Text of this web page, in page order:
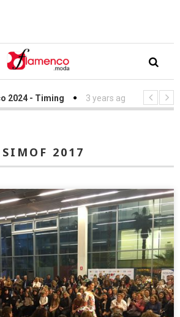
3 years ago - Simof 2023 -
SIMOF 2017